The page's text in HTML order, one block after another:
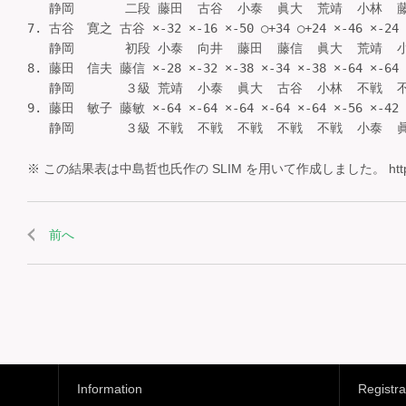
静岡       二段 藤田  古谷  小泰  眞大  荒靖  小林
7. 古谷　寛之 古谷 ×-32 ×-16 ×-50 ○+34 ○+24 ×-46 ×-24
静岡       初段 小泰  向井  藤田  藤信  眞大  荒靖
8. 藤田　信夫 藤信 ×-28 ×-32 ×-38 ×-34 ×-38 ×-64 ×-64
静岡       ３級 荒靖  小泰  眞大  古谷  小林  不戦
9. 藤田　敏子 藤敏 ×-64 ×-64 ×-64 ×-64 ×-64 ×-56 ×-42
※ この結果表は中島哲也氏作の SLIM を用いて作成しました。
前へ
Information